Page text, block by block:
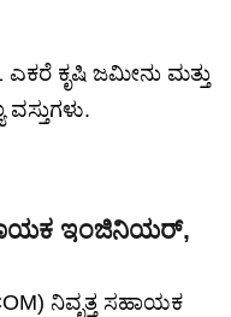
ಕೃಷಿ ಜಮೀನು ಮತ್ತು
ಇಂಜಿನಿಯರ್,
ನಿವೃತ್ತ ಸಹಾಯಕ